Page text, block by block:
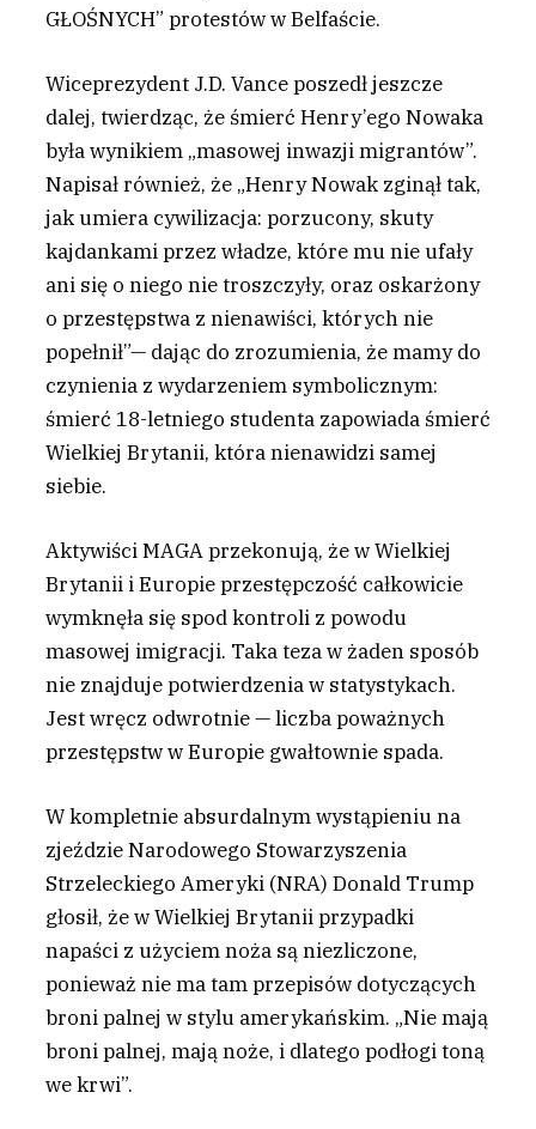
GŁOŚNYCH” protestów w Belfaście.
Wiceprezydent J.D. Vance poszedł jeszcze
dalej, twierdząc, że śmierć Henry’ego Nowaka
była wynikiem „masowej inwazji migrantów”.
Napisał również, że „Henry Nowak zginął tak,
jak umiera cywilizacja: porzucony, skuty
kajdankami przez władze, które mu nie ufały
ani się o niego nie troszczyły, oraz oskarżony
o przestępstwa z nienawiści, których nie
popełnił”— dając do zrozumienia, że mamy do
czynienia z wydarzeniem symbolicznym:
śmierć 18-letniego studenta zapowiada śmierć
Wielkiej Brytanii, która nienawidzi samej
siebie.
Aktywiści MAGA przekonują, że w Wielkiej
Brytanii i Europie przestępczość całkowicie
wymknęła się spod kontroli z powodu
masowej imigracji. Taka teza w żaden sposób
nie znajduje potwierdzenia w statystykach.
Jest wręcz odwrotnie — liczba poważnych
przestępstw w Europie gwałtownie spada.
W kompletnie absurdalnym wystąpieniu na
zjeździe Narodowego Stowarzyszenia
Strzeleckiego Ameryki (NRA) Donald Trump
głosił, że w Wielkiej Brytanii przypadki
napaści z użyciem noża są niezliczone,
ponieważ nie ma tam przepisów dotyczących
broni palnej w stylu amerykańskim. „Nie mają
broni palnej, mają noże, i dlatego podłogi toną
we krwi”.